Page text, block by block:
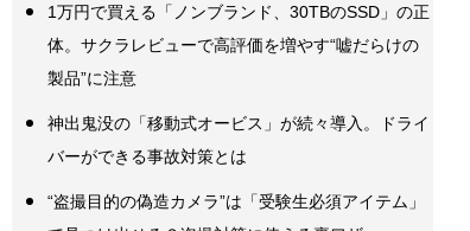
1万円で買える「ノンブランド、30TBのSSD」の正
体。サクラレビューで高評価を増やす“嘘だらけの
製品”に注意
神出鬼没の「移動式オービス」が続々導入。ドライ
バーができる事故対策とは
“盗撮目的の偽造カメラ”は「受験生必須アイテム」